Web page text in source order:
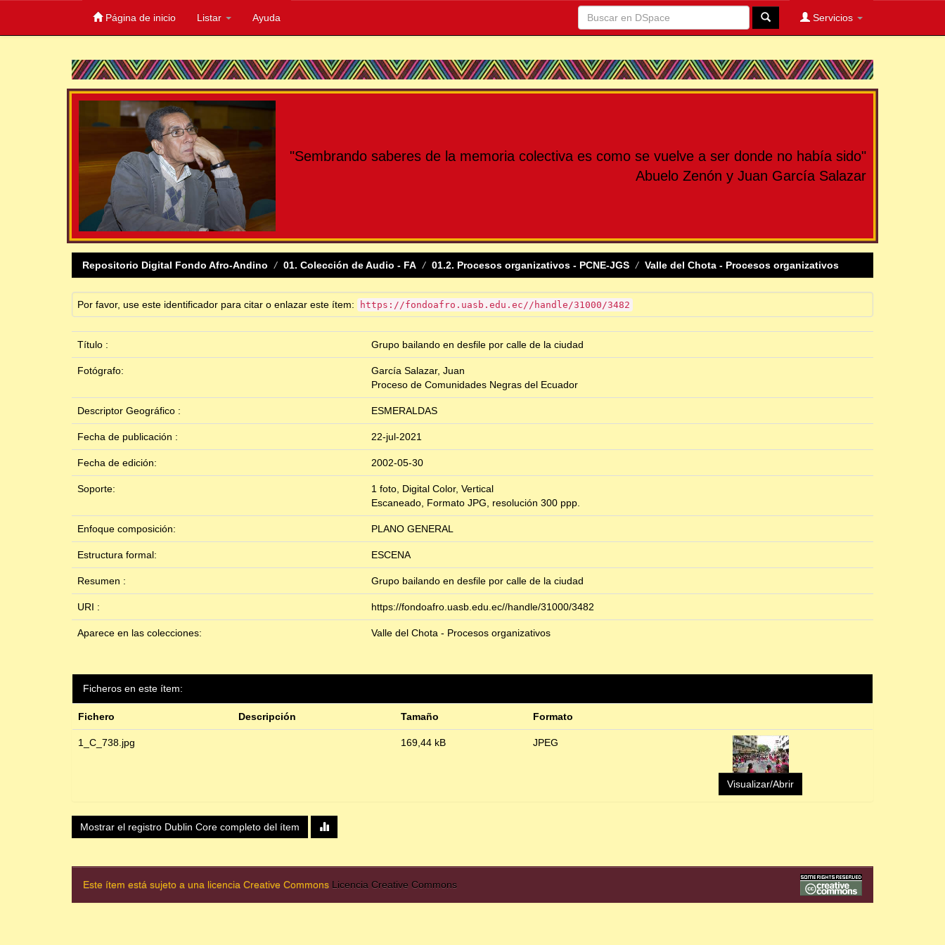
Página de inicio Listar Ayuda Servicios
"Sembrando saberes de la memoria colectiva es como se vuelve a ser donde no había sido"
Abuelo Zenón y Juan García Salazar
Repositorio Digital Fondo Afro-Andino 01. Colección de Audio - FA 01.2. Procesos organizativos - PCNE-JGS Valle del Chota - Procesos organizativos
Por favor, use este identificador para citar o enlazar este ítem: https://fondoafro.uasb.edu.ec//handle/31000/3482
Título : Grupo bailando en desfile por calle de la ciudad
Fotógrafo:
García Salazar, Juan
Proceso de Comunidades Negras del Ecuador
Descriptor Geográfico : ESMERALDAS
Fecha de publicación : 22-jul-2021
Fecha de edición: 2002-05-30
Soporte:
1 foto, Digital Color, Vertical
Escaneado, Formato JPG, resolución 300 ppp.
Enfoque composición: PLANO GENERAL
Estructura formal: ESCENA
Resumen : Grupo bailando en desfile por calle de la ciudad
URI : https://fondoafro.uasb.edu.ec//handle/31000/3482
Aparece en las colecciones: Valle del Chota - Procesos organizativos
Ficheros en este ítem:
Fichero Descripción Tamaño Formato
1_C_738.jpg 169,44 kB JPEG
Visualizar/Abrir
Mostrar el registro Dublin Core completo del ítem
Este ítem está sujeto a una licencia Creative Commons Licencia Creative Commons